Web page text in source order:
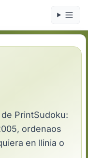
PrintSudoku:
ordenaos
en llinia o